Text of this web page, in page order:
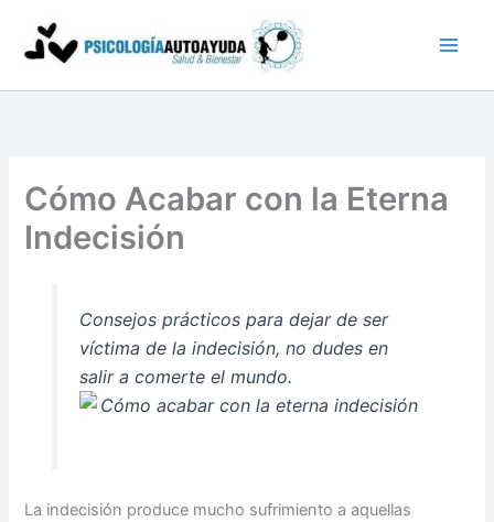
contenido
Cómo Acabar con la Eterna
Indecisión
Consejos prácticos para dejar de ser
víctima de la indecisión, no dudes en
salir a comerte el mundo.
La indecisión produce mucho sufrimiento a aquellas